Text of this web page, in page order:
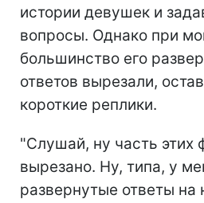
истории девушек и
вопросы. Однако при
большинство его
ответов вырезали,
короткие реплики.
"Слушай, ну часть этих
вырезано. Ну, типа, у
развернутые ответы на